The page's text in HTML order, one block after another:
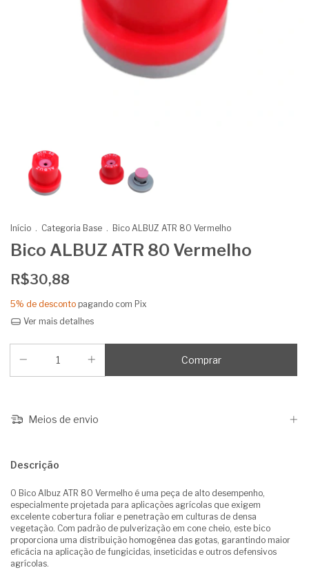
Início . Categoria Base . Bico ALBUZ ATR 80 Vermelho
Bico ALBUZ ATR 80 Vermelho
R$30,88
5% de desconto pagando com Pix
Ver mais detalhes
Meios de envio
Descrição
O Bico Albuz ATR 80 Vermelho é uma peça de alto desempenho,
especialmente projetada para aplicações agrícolas que exigem
excelente cobertura foliar e penetração em culturas de densa
vegetação. Com padrão de pulverização em cone cheio, este bico
proporciona uma distribuição homogênea das gotas, garantindo maior
eficácia na aplicação de fungicidas, inseticidas e outros defensivos
agrícolas.